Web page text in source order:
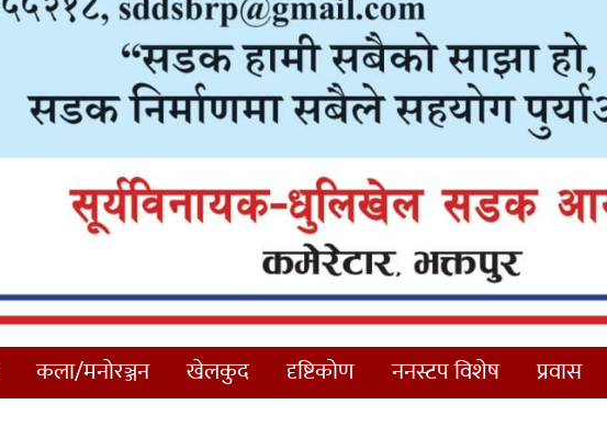
कला/मनोरञ्जन खेलकुद दृष्टिकोण ननस्टप विशेष प्रवास